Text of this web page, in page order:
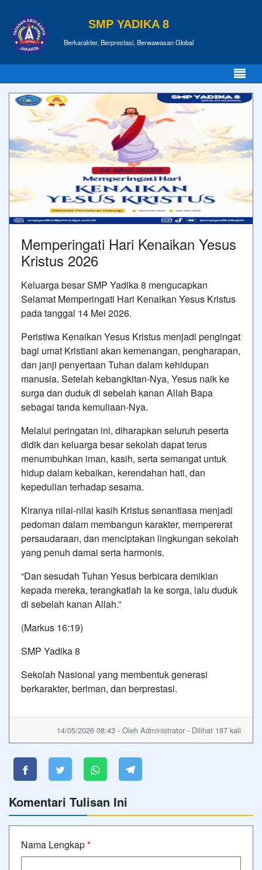
SMP YADIKA 8
Berkarakter, Berprestasi, Berwawasan Global
Memperingati Hari Kenaikan Yesus
Kristus 2026
Keluarga besar SMP Yadika 8 mengucapkan
Selamat Memperingati Hari Kenaikan Yesus Kristus
pada tanggal 14 Mei 2026.
Peristiwa Kenaikan Yesus Kristus menjadi pengingat
bagi umat Kristiani akan kemenangan, pengharapan,
dan janji penyertaan Tuhan dalam kehidupan
manusia. Setelah kebangkitan-Nya, Yesus naik ke
surga dan duduk di sebelah kanan Allah Bapa
sebagai tanda kemuliaan-Nya.
Melalui peringatan ini, diharapkan seluruh peserta
didik dan keluarga besar sekolah dapat terus
menumbuhkan iman, kasih, serta semangat untuk
hidup dalam kebaikan, kerendahan hati, dan
kepedulian terhadap sesama.
Kiranya nilai-nilai kasih Kristus senantiasa menjadi
pedoman dalam membangun karakter, mempererat
persaudaraan, dan menciptakan lingkungan sekolah
yang penuh damai serta harmonis.
“Dan sesudah Tuhan Yesus berbicara demikian
kepada mereka, terangkatlah Ia ke sorga, lalu duduk
di sebelah kanan Allah.”
(Markus 16:19)
SMP Yadika 8
Sekolah Nasional yang membentuk generasi
berkarakter, beriman, dan berprestasi.
14/05/2026 08:43 - Oleh Administrator - Dilihat 187 kali
Komentari Tulisan Ini
Nama Lengkap*